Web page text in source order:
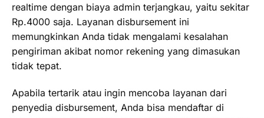
realtime dengan biaya admin terjangkau, yaitu sekitar
Rp.4000 saja. Layanan disbursement ini
memungkinkan Anda tidak mengalami kesalahan
pengiriman akibat nomor rekening yang dimasukan
tidak tepat.
Apabila tertarik atau ingin mencoba layanan dari
penyedia disbursement, Anda bisa mendaftar di